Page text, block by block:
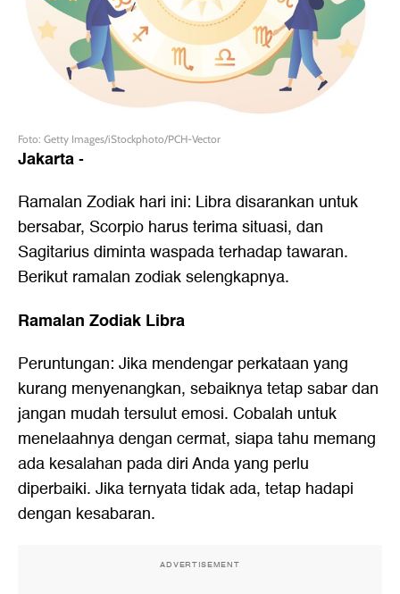
Foto: Getty Images/iStockphoto/PCH-Vector
Jakarta-
Ramalan Zodiak hari ini: Libra disarankan untuk
bersabar, Scorpio harus terima situasi, dan
Sagitarius diminta waspada terhadap tawaran.
Berikut ramalan zodiak selengkapnya.
Ramalan Zodiak Libra
Peruntungan: Jika mendengar perkataan yang
kurang menyenangkan, sebaiknya tetap sabar dan
jangan mudah tersulut emosi. Cobalah untuk
menelaahnya dengan cermat, siapa tahu memang
ada kesalahan pada diri Anda yang perlu
diperbaiki. Jika ternyata tidak ada, tetap hadapi
dengan kesabaran.
ADVERTISEMENT